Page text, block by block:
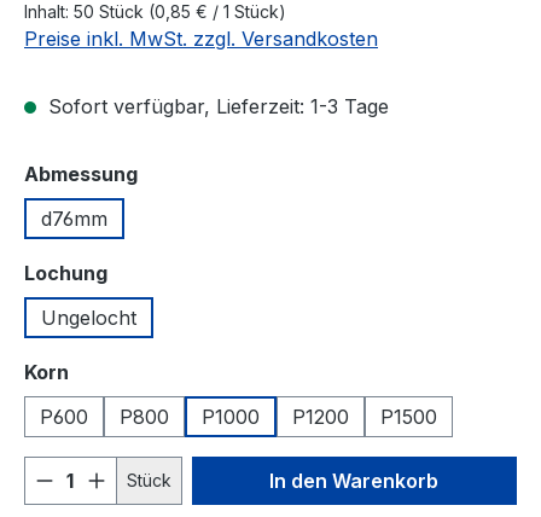
Inhalt: 50 Stück (0,85 € / 1 Stück)
Preise inkl. MwSt. zzgl. Versandkosten
Sofort verfügbar, Lieferzeit: 1-3 Tage
Abmessungauswählen
d76mm
Lochungauswählen
Ungelocht
Korn
P600
P800 P1000 P1200 P1500
Produkt Anzahl: Gib den
Stück In den Warenkorb